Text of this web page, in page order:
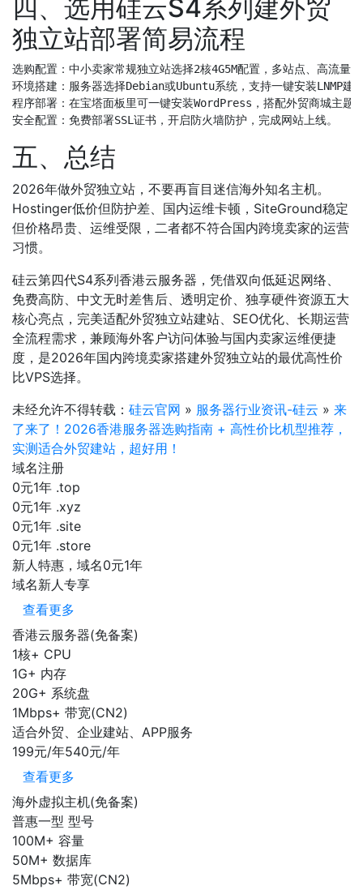
四、选用硅云S4系列建外贸
独立站部署简易流程
选购配置：中小卖家常规独立站选择2核4G5M配置，多站点、高流量
环境搭建：服务器选择Debian或Ubuntu系统，支持一键安装LNMP
程序部署：在宝塔面板里可一键安装WordPress，搭配外贸商城主题
五、总结
2026年做外贸独立站，不要再盲目迷信海外知名主机。
Hostinger低价但防护差、国内运维卡顿，SiteGround稳定
但价格昂贵、运维受限，二者都不符合国内跨境卖家的运营
习惯。
硅云第四代S4系列香港云服务器，凭借双向低延迟网络、
免费高防、中文无时差售后、透明定价、独享硬件资源五大
核心亮点，完美适配外贸独立站建站、SEO优化、长期运营
全流程需求，兼顾海外客户访问体验与国内卖家运维便捷
度，是2026年国内跨境卖家搭建外贸独立站的最优高性价
比VPS选择。
未经允许不得转载： 硅云官网 » 服务器行业资讯-硅云 » 来
了来了！2026香港服务器选购指南 + 高性价比机型推荐，
实测适合外贸建站，超好用！
域名注册
0元1年 .top
0元1年 .xyz
0元1年 .site
0元1年 .store
新人特惠，域名0元1年
域名新人专享
查看更多
香港云服务器(免备案)
1核+ CPU
1G+ 内存
20G+ 系统盘
1Mbps+ 带宽(CN2)
适合外贸、企业建站、APP服务
199元/年540元/年
查看更多
海外虚拟主机(免备案)
普惠一型 型号
100M+ 容量
50M+ 数据库
5Mbps+ 带宽(CN2)